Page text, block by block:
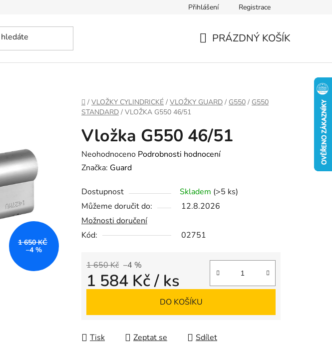
Přihlášení Registrace
PRÁZDNÝ KOŠÍK
DOMŮ
/ VLOŽKY CYLINDRICKÉ / VLOŽKY GUARD / G550 / G550
STANDARD / VLOŽKA G550 46/51
Vložka G550 46/51
Průměrné
hodnocení
je
0,0
z
5
Neohodnoceno Podrobnosti hodnocení
Značka: Guard
Dostupnost Skladem (>5 ks)
Můžeme doručit do:
12.8.2026
Možnosti doručení
Kód:
02751
1 650 Kč –4 %
1 584 Kč/ ks
DO KOŠÍKU
Tisk Zeptat se Sdílet
1 650 KČ
–4 %